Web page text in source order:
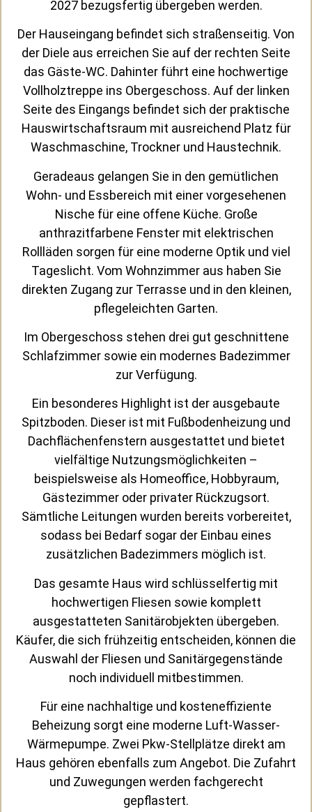
2027 bezugsfertig übergeben werden.
Der Hauseingang befindet sich straßenseitig. Von
der Diele aus erreichen Sie auf der rechten Seite
das Gäste-WC. Dahinter führt eine hochwertige
Vollholztreppe ins Obergeschoss. Auf der linken
Seite des Eingangs befindet sich der praktische
Hauswirtschaftsraum mit ausreichend Platz für
Waschmaschine, Trockner und Haustechnik.
Geradeaus gelangen Sie in den gemütlichen
Wohn- und Essbereich mit einer vorgesehenen
Nische für eine offene Küche. Große
anthrazitfarbene Fenster mit elektrischen
Rollläden sorgen für eine moderne Optik und viel
Tageslicht. Vom Wohnzimmer aus haben Sie
direkten Zugang zur Terrasse und in den kleinen,
pflegeleichten Garten.
Im Obergeschoss stehen drei gut geschnittene
Schlafzimmer sowie ein modernes Badezimmer
zur Verfügung.
Ein besonderes Highlight ist der ausgebaute
Spitzboden. Dieser ist mit Fußbodenheizung und
Dachflächenfenstern ausgestattet und bietet
vielfältige Nutzungsmöglichkeiten –
beispielsweise als Homeoffice, Hobbyraum,
Gästezimmer oder privater Rückzugsort.
Sämtliche Leitungen wurden bereits vorbereitet,
sodass bei Bedarf sogar der Einbau eines
zusätzlichen Badezimmers möglich ist.
Das gesamte Haus wird schlüsselfertig mit
hochwertigen Fliesen sowie komplett
ausgestatteten Sanitärobjekten übergeben.
Käufer, die sich frühzeitig entscheiden, können die
Auswahl der Fliesen und Sanitärgegenstände
noch individuell mitbestimmen.
Für eine nachhaltige und kosteneffiziente
Beheizung sorgt eine moderne Luft-Wasser-
Wärmepumpe. Zwei Pkw-Stellplätze direkt am
Haus gehören ebenfalls zum Angebot. Die Zufahrt
und Zuwegungen werden fachgerecht
gepflastert.